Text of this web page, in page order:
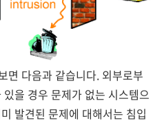
면 다음과 같습니다. 외부로부
을 경우 문제가 없는 시스템으
발견된 문제에 대해서는 침입